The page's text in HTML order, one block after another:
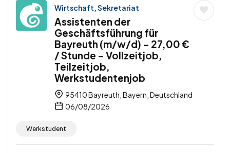
Wirtschaft, Sekretariat
Assistenten der
Geschäftsführung für
Bayreuth (m/w/d) – 27,00 €
/ Stunde – Vollzeitjob,
Teilzeitjob,
Werkstudentenjob
95410 Bayreuth, Bayern, Deutschland
06/08/2026
Werkstudent